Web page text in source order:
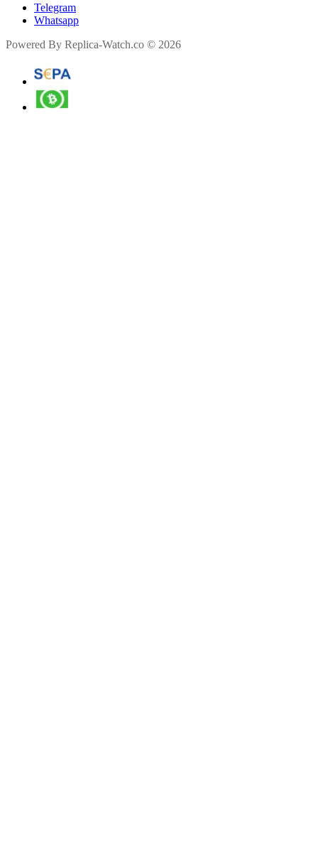
Telegram
Whatsapp
Powered By Replica-Watch.co © 2026